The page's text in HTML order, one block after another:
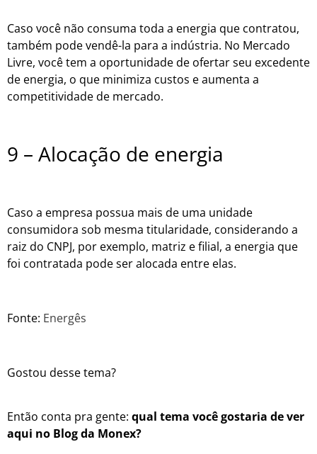
Caso você não consuma toda a energia que contratou,
também pode vendê-la para a indústria. No Mercado
Livre, você tem a oportunidade de ofertar seu excedente
de energia, o que minimiza custos e aumenta a
competitividade de mercado.
9 – Alocação de energia
Caso a empresa possua mais de uma unidade
consumidora sob mesma titularidade, considerando a
raiz do CNPJ, por exemplo, matriz e filial, a energia que
foi contratada pode ser alocada entre elas.
Fonte: Energês
Gostou desse tema?
Então conta pra gente: qual tema você gostaria de ver
aqui no Blog da Monex?